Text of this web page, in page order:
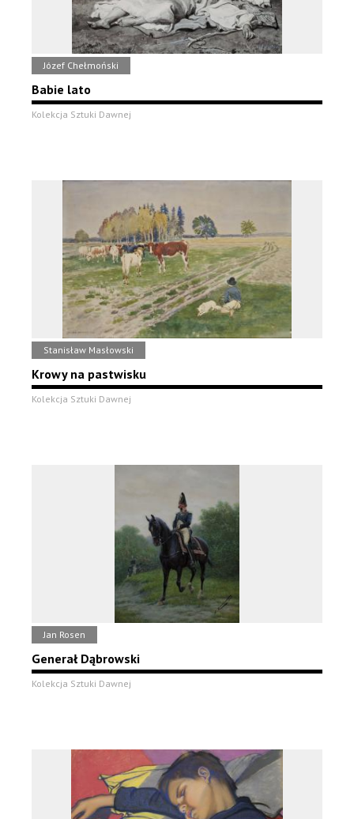
Józef Chełmoński
Babie lato
Kolekcja Sztuki Dawnej
Stanisław Masłowski
Krowy na pastwisku
Kolekcja Sztuki Dawnej
Jan Rosen
Generał Dąbrowski
Kolekcja Sztuki Dawnej